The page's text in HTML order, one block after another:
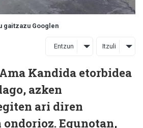
gaitzazu Googlen
Entzun Itzuli
Kandida etorbidea
azken
ari diren
Egunotan,